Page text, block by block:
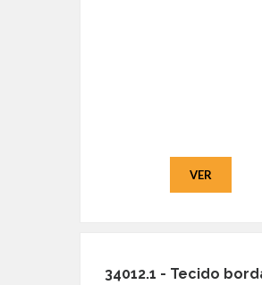
VER
34012.1 - Tecido